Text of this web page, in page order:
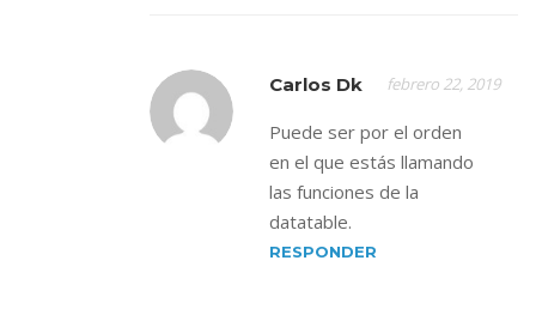
Carlos Dk febrero 22, 2019
Puede ser por el orden
en el que estás llamando
las funciones de la
datatable.
RESPONDER